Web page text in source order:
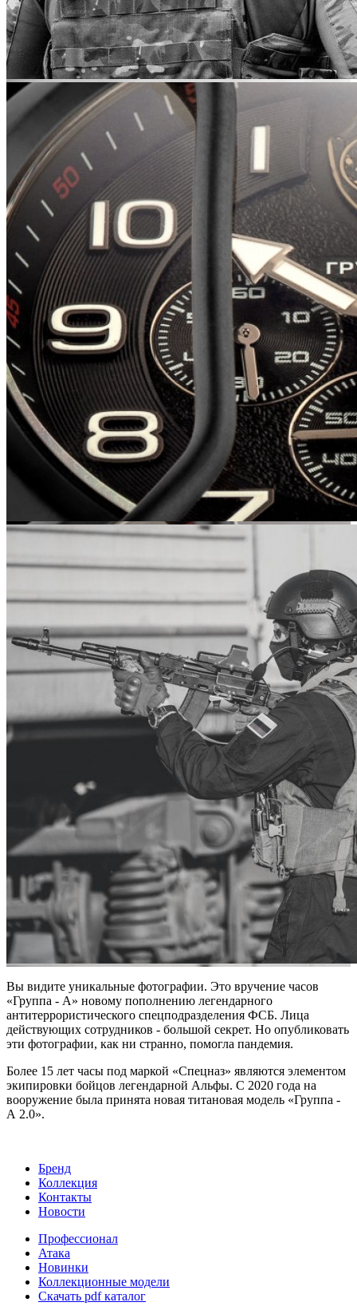
Вы видите уникальные фотографии. Это вручение часов
«Группа - А» новому пополнению легендарного
антитеррористического спецподразделения ФСБ. Лица
действующих сотрудников - большой секрет. Но опубликовать
эти фотографии, как ни странно, помогла пандемия.
Более 15 лет часы под маркой «Спецназ» являются элементом
экипировки бойцов легендарной Альфы. С 2020 года на
вооружение была принята новая титановая модель «Группа -
А 2.0».
Бренд
Коллекция
Контакты
Новости
Профессионал
Атака
Новинки
Коллекционные модели
Скачать pdf каталог